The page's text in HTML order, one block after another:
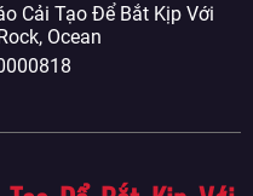
Cải Tạo Để Bắt Kịp Với
Ocean